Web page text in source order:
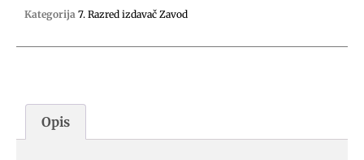
Kategorija 7. Razred izdavač Zavod
Opis